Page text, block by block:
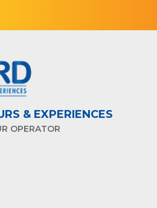
& EXPERIENCES
OPERATOR